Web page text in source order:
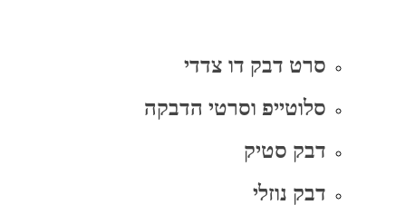
סרט דבק דו צדדי
סלוטייפ וסרטי הדבקה
דבק סטיק
דבק נוזלי